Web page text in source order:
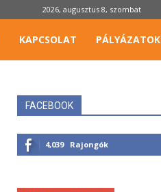
2026, augusztus 8, szombat
KAPCSOLAT PÁLYÁZATOK
FACEBOOK
4,039 Rajongók